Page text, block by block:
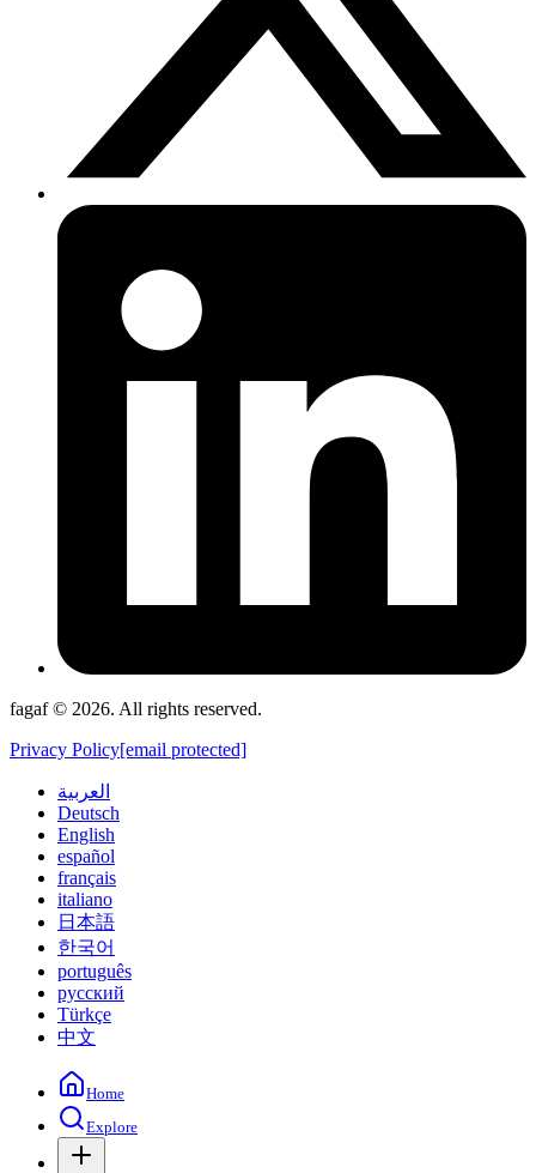
fagaf © 2026. All rights reserved.
Privacy Policy[email protected]
العربية
Deutsch
English
español
français
italiano
日本語
한국어
português
русский
Türkçe
中文
Home
Explore